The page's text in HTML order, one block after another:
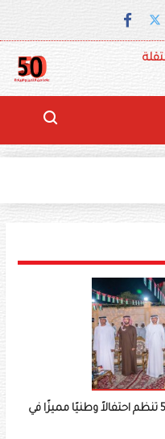
لجنة الفجيرة لاحتفالات عيد الاتحاد الـ51 تنظم احتفالاً وطنيًا مميزًا في